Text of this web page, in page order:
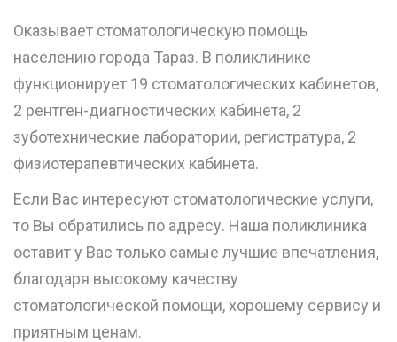
Оказывает стоматологическую помощь
населению города Тараз. В поликлинике
функционирует 19 стоматологических кабинетов,
2 рентген-диагностических кабинета, 2
зуботехнические лаборатории, регистратура, 2
физиотерапевтических кабинета.
Если Вас интересуют стоматологические услуги,
то Вы обратились по адресу. Наша поликлиника
оставит у Вас только самые лучшие впечатления,
благодаря высокому качеству
стоматологической помощи, хорошему сервису и
приятным ценам.